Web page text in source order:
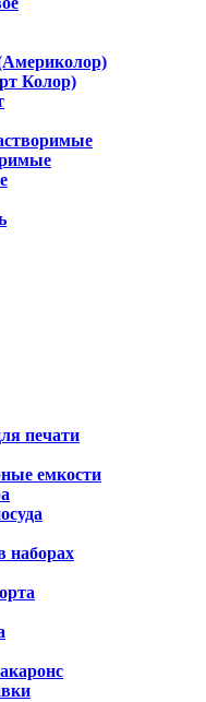
Колор)
печати
емкости
наборах